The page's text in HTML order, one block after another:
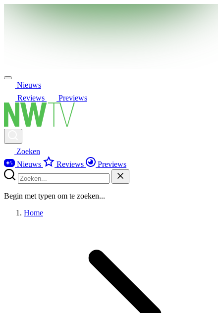
Nieuws
Reviews
Previews
Zoeken
Nieuws
Reviews Previews
Begin met typen om te zoeken...
Home